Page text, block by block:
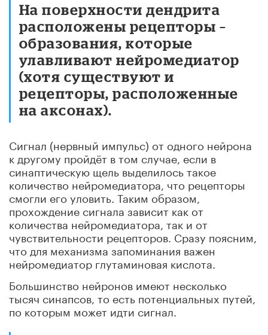
На поверхности дендрита
расположены рецепторы –
образования, которые
улавливают нейромедиатор
(хотя существуют и
рецепторы, расположенные
на аксонах).
Сигнал (нервный импульс) от одного нейрона
к другому пройдёт в том случае, если в
синаптическую щель выделилось такое
количество нейромедиатора, что рецепторы
смогли его уловить. Таким образом,
прохождение сигнала зависит как от
количества нейромедиатора, так и от
чувствительности рецепторов. Сразу поясним,
что для механизма запоминания важен
нейромедиатор глутаминовая кислота.
Большинство нейронов имеют несколько
тысяч синапсов, то есть потенциальных путей,
по которым может идти сигнал.